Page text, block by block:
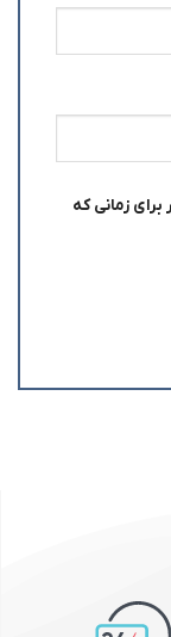
زمانی که